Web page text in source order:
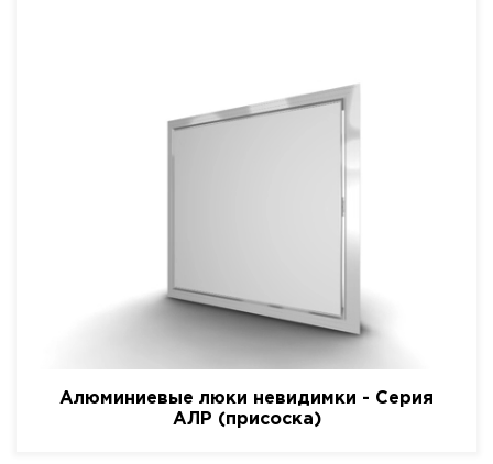
Алюминиевые люки невидимки - Серия
АЛР (присоска)